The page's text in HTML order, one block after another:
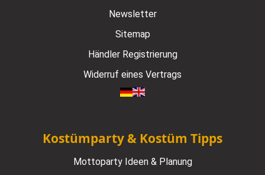
Newsletter
Sitemap
Händler Registrierung
Widerruf eines Vertrags
Kostümparty & Kostüm Tipps
Mottoparty Ideen & Planung